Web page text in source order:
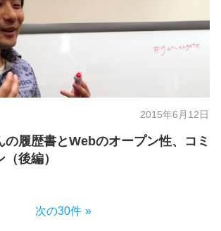
2015年6月12日
の履歴書とWebのオープン性、コミ
後編）
次の30件